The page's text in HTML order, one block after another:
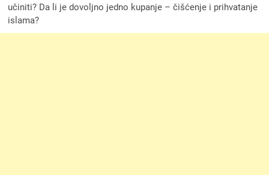
učiniti? Da li je dovoljno jedno kupanje – čišćenje i prihvatanje
islama?